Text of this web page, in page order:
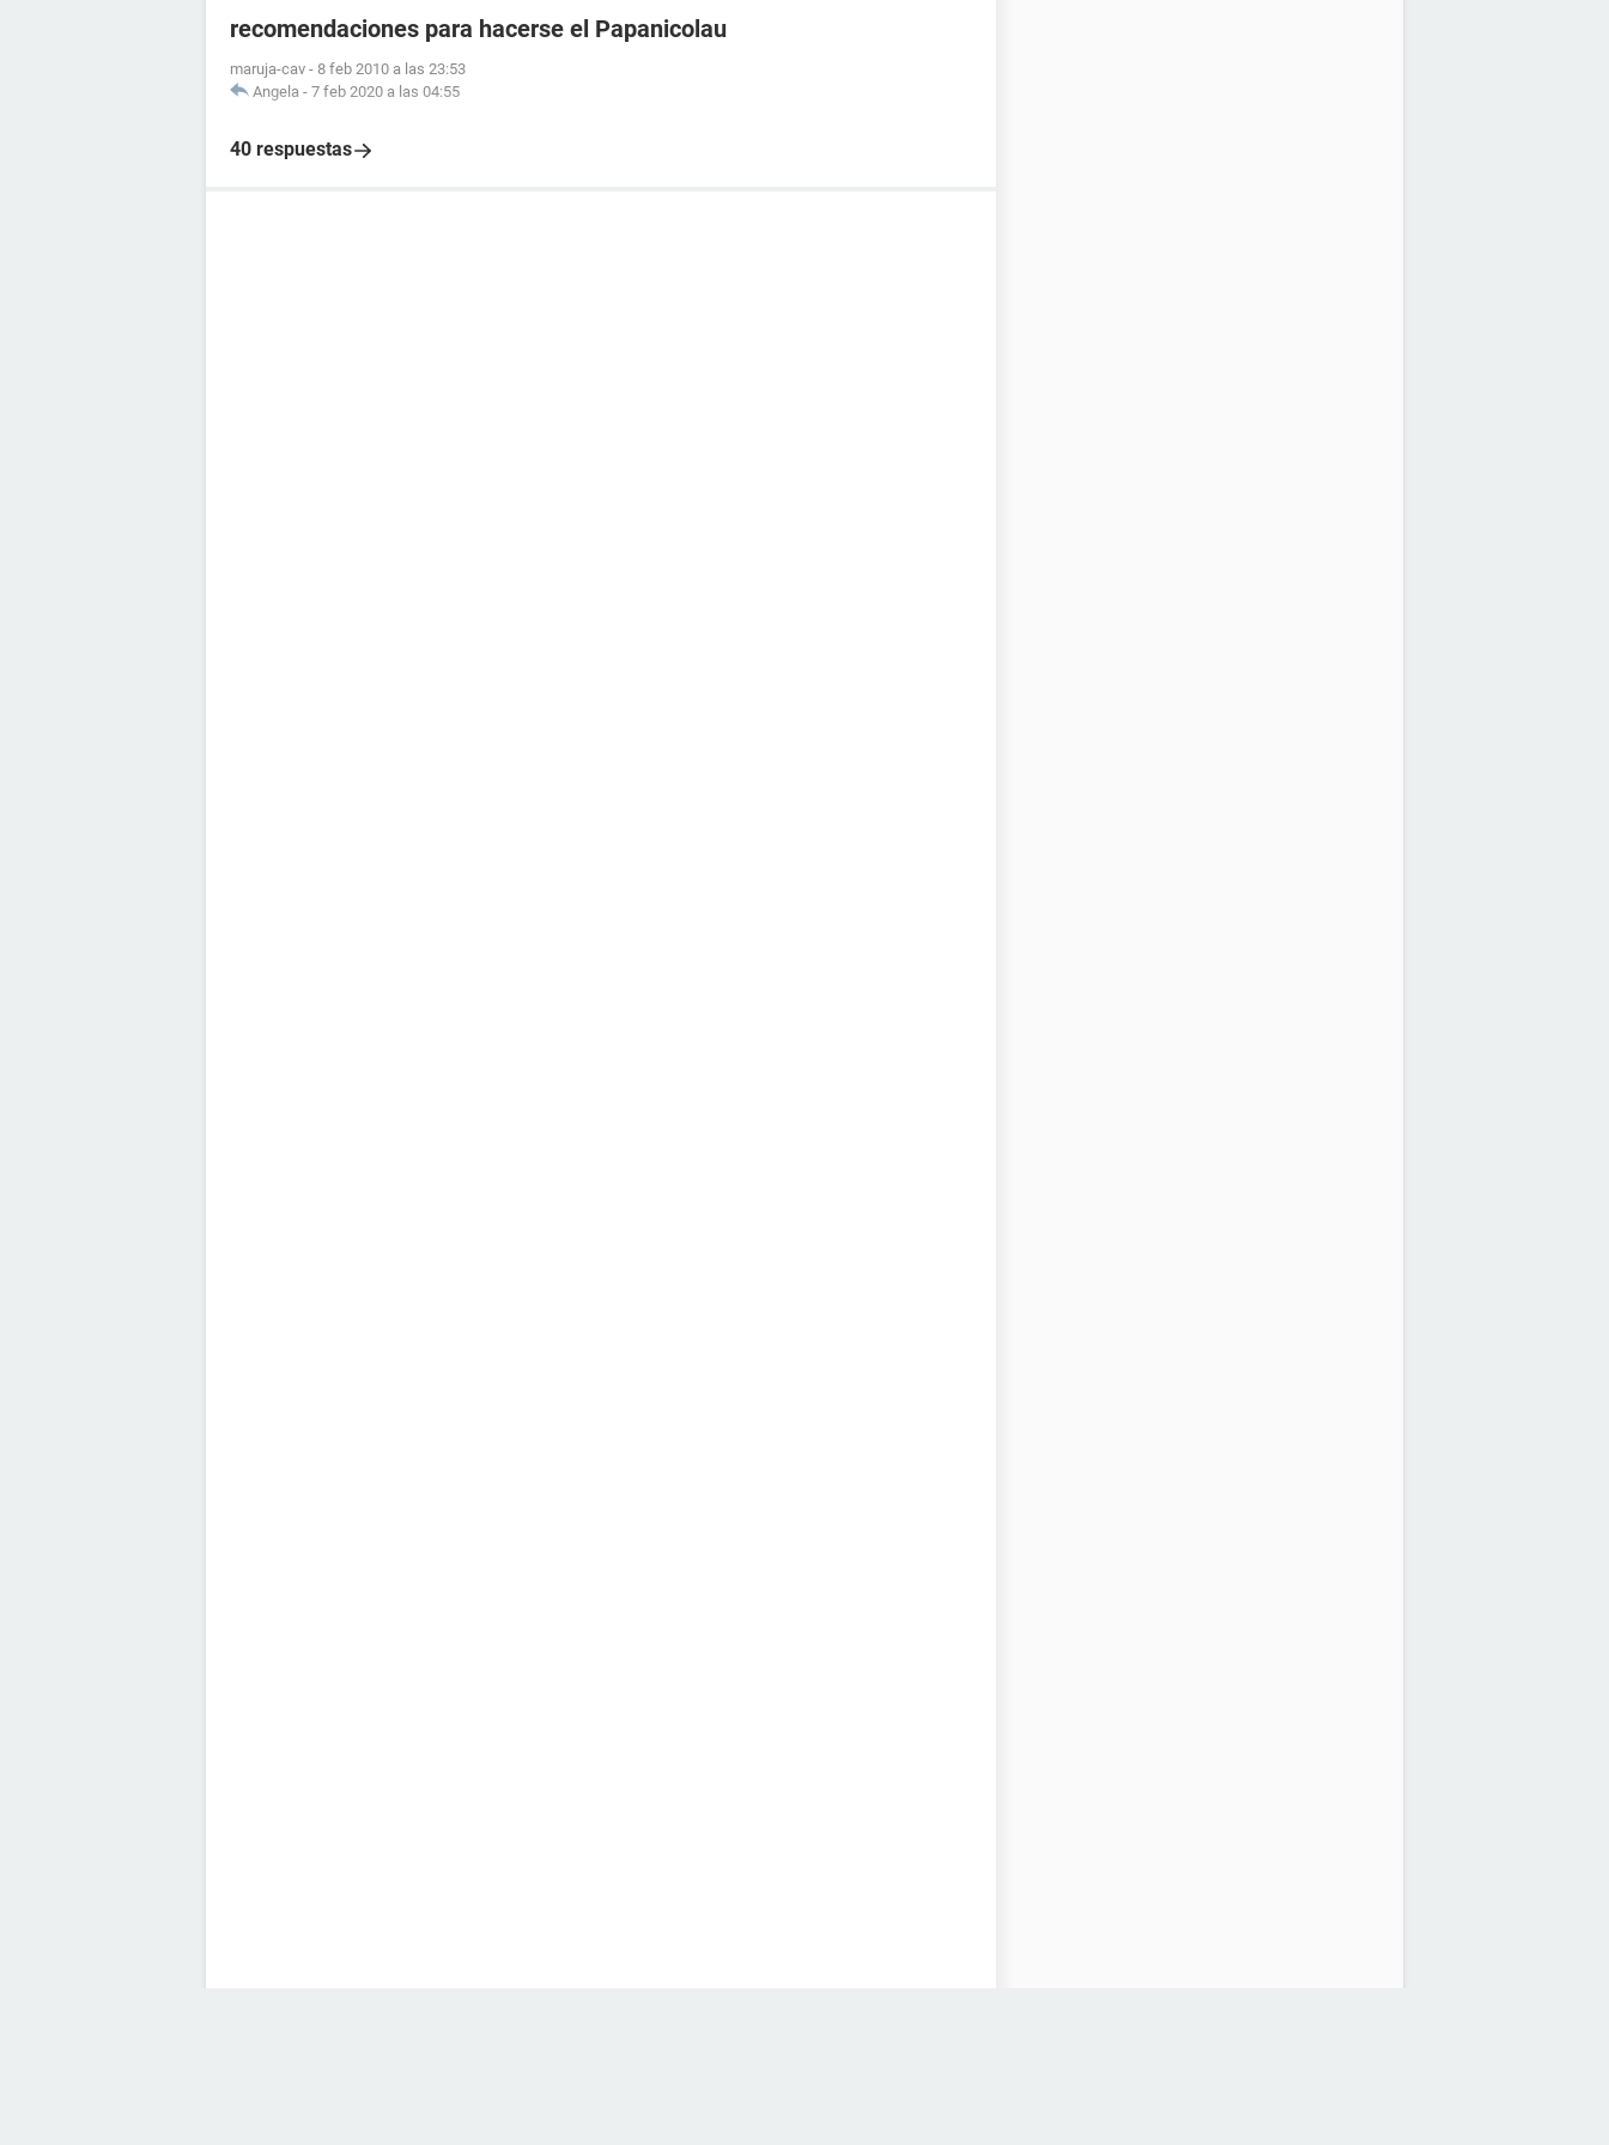
recomendaciones para hacerse el Papanicolau
maruja-cav - 8 feb 2010 a las 23:53
Angela - 7 feb 2020 a las 04:55
40 respuestas